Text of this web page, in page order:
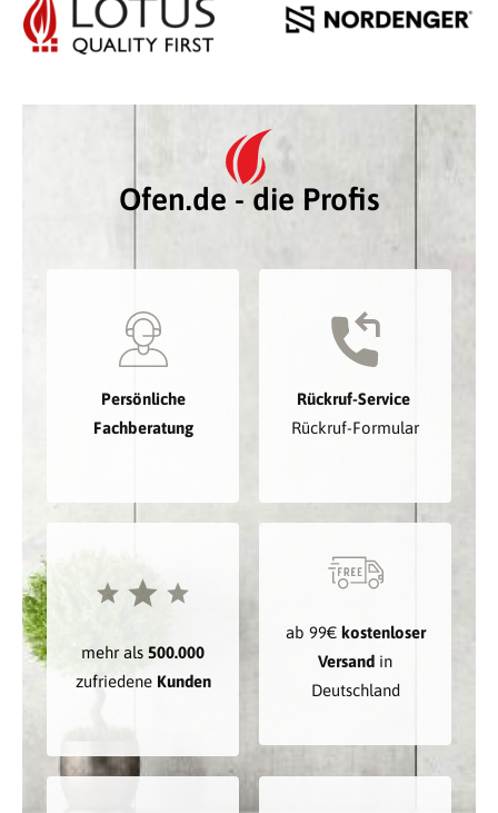
Ofen.de - die Profis
Persönliche
Fachberatung
Rückruf-Service
Rückruf-Formular
mehr als 500.000
zufriedene Kunden
ab 99€ kostenloser
Versand in
Deutschland